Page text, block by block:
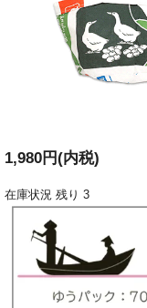
1,980円(内税)
在庫状況 残り 3